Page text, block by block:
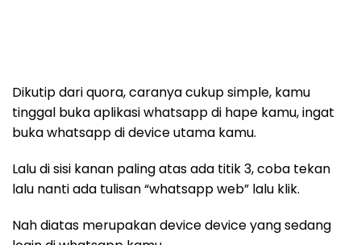
Dikutip dari quora, caranya cukup simple, kamu
tinggal buka aplikasi whatsapp di hape kamu, ingat
buka whatsapp di device utama kamu.
Lalu di sisi kanan paling atas ada titik 3, coba tekan
lalu nanti ada tulisan “whatsapp web” lalu klik.
Nah diatas merupakan device device yang sedang